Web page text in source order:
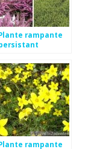
rampante
rampante